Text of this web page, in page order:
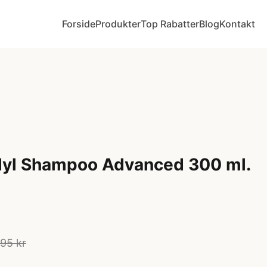
ForsideProdukterTop RabatterBlogKontakt
Shampoo Advanced 300 ml.
kr